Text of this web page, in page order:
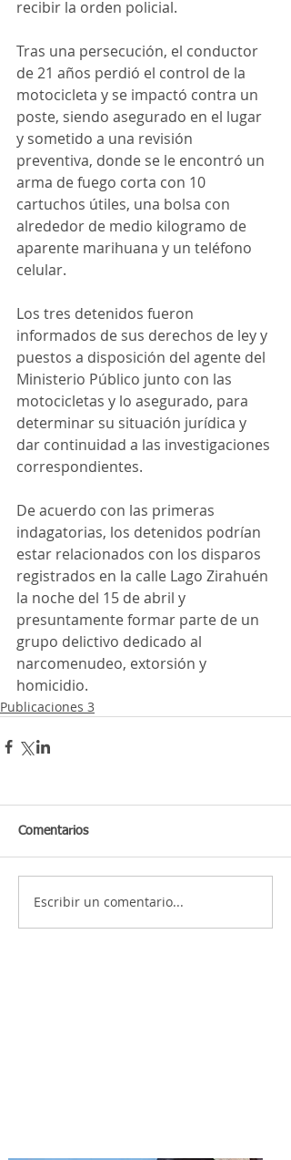
recibir la orden policial.
Tras una persecución, el conductor
de 21 años perdió el control de la
motocicleta y se impactó contra un
poste, siendo asegurado en el lugar
y sometido a una revisión
preventiva, donde se le encontró un
arma de fuego corta con 10
cartuchos útiles, una bolsa con
alrededor de medio kilogramo de
aparente marihuana y un teléfono
celular.
Los tres detenidos fueron
informados de sus derechos de ley y
puestos a disposición del agente del
Ministerio Público junto con las
motocicletas y lo asegurado, para
determinar su situación jurídica y
dar continuidad a las investigaciones
correspondientes.
De acuerdo con las primeras
indagatorias, los detenidos podrían
estar relacionados con los disparos
registrados en la calle Lago Zirahuén
la noche del 15 de abril y
presuntamente formar parte de un
grupo delictivo dedicado al
narcomenudeo, extorsión y
homicidio.
Publicaciones 3
Comentarios
Escribir un comentario...